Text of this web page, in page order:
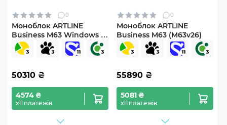
0
Моноблок ARTLINE
Business M63 Windows 11
Pro (M63v24Win)
50310 ₴
4574 ₴
х11 платежів
0
Моноблок ARTLINE
Business M63 (M63v26)
55890 ₴
5081 ₴
х11 платежів